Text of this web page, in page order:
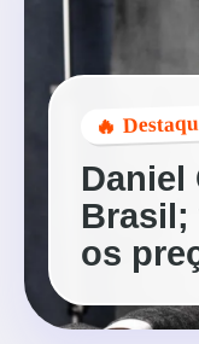
🔥
Daniel
Brasil;
os